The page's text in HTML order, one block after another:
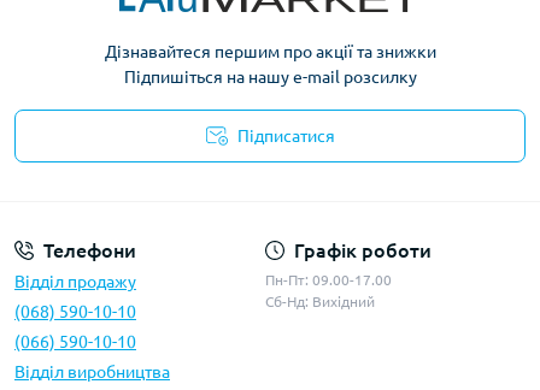
Дізнавайтеся першим про акції та знижки
Підпишіться на нашу e-mail розсилку
Підписатися
Телефони
Відділ продажу
(068) 590-10-10
(066) 590-10-10
Відділ виробництва
Графік роботи
Пн-Пт: 09.00-17.00
Сб-Нд: Вихідний